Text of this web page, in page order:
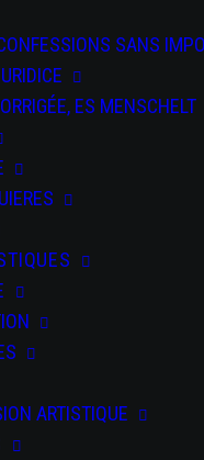
SANS
ES MENSCHELT
ARTISTIQUE
PAR